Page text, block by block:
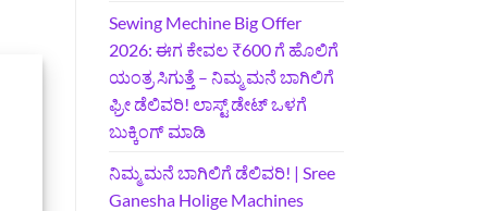
Sewing Mechine Big Offer
2026: ಈಗ ಕೇವಲ ₹600 ಗೆ ಹೊಲಿಗೆ
ಯಂತ್ರ ಸಿಗುತ್ತೆ – ನಿಮ್ಮ ಮನೆ ಬಾಗಿಲಿಗೆ‍
ಫ್ರೀ ಡೆಲಿವರಿ! ಲಾಸ್ಟ್‌ ಡೇಟ್‌ ಒಳಗೆ
ಬುಕ್ಕಿಂಗ್‌ ಮಾಡಿ
ನಿಮ್ಮ ಮನೆ ಬಾಗಿಲಿಗೆ ಡೆಲಿವರಿ! | Sree
Ganesha Holige Machines